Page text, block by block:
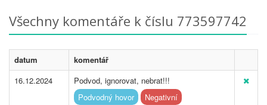
Všechny komentáře k číslu 773597742
datum
komentář
16.12.2024
Podvod, ignorovat, nebrat!!!
Podvodný hovor
Negativní